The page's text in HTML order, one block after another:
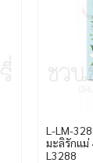
L-LM-
มะลิรักแม่
L3288